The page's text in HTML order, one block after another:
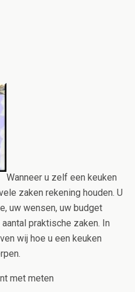
Wanneer u zelf een keuken
zaken rekening houden. U
uw wensen, uw budget
praktische zaken. In
wij hoe u een keuken
met meten